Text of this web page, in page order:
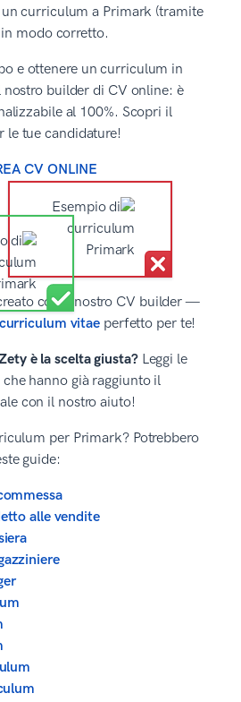
curriculum a Primark (tramite
modo corretto.
e ottenere un curriculum in
builder di CV online: è
al 100%. Scopri il
le tue candidature!
CV ONLINE
con il nostro CV builder —
vitae perfetto per te!
è la scelta giusta?Leggi le
che hanno già raggiunto il
con il nostro aiuto!
per Primark? Potrebbero
guide:
alle vendite